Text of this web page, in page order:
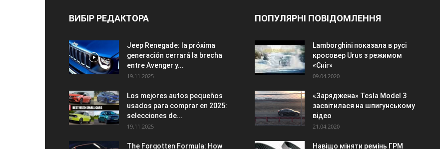
ВИБІР РЕДАКТОРА
Jeep Renegade: la próxima
generación cerrará la brecha
entre Avenger y...
19.11.2025
Los mejores autos pequeños
usados para comprar en 2025:
selecciones de...
19.11.2025
The Forgotten Formula: How
ПОПУЛЯРНІ ПОВІДОМЛЕННЯ
Lamborghini показала в русі
кросовер Urus з режимом
«Сніг»
09.04.2020
«Заряджена» Tesla Model 3
засвітилася на шпигунському
відео
21.04.2020
Навіщо міняти ремінь ГРМ